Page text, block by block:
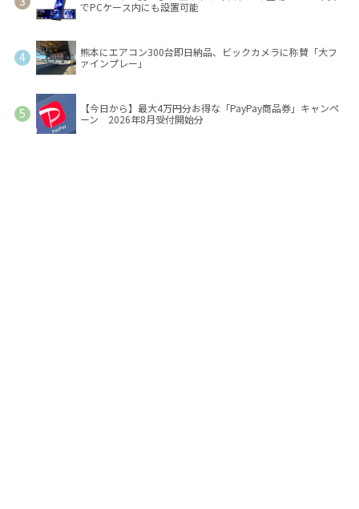
でPCケース内にも設置可能
熊本にエアコン300台即日納品、ビックカメラに称賛「大フ
ァインプレー」
【今日から】最大4万円分お得な「PayPay商品券」キャンペ
ーン 2026年8月受付開始分